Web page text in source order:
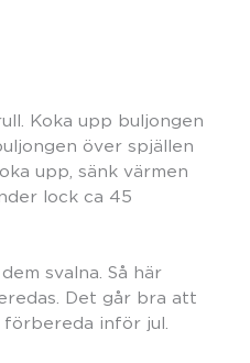
Koka upp buljongen
över spjällen
upp, sänk värmen
lock ca 45
svalna. Så här
Det går bra att
förbereda inför jul.